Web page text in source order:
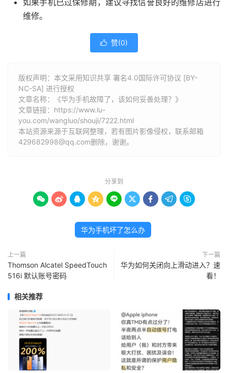
如果手机已过保修期，建议寻找信誉良好的维修店进行
维修。
 赞(0)
版权声明：本文采用知识共享 署名4.0国际许可协议 [BY-
NC-SA] 进行授权
文章名称：《华为手机故障了，该如何妥善处理？》
文章链接： https://www.lu-
you.com/wangluo/shouji/7222.html
本站资源来源于互联网整理，若有图片影像侵权，联系邮箱
429682998@qq.com删除，谢谢。
分享到
        
华为手机坏了怎么办
上一篇
Thomson Alcatel SpeedTouch
516i 默认账号密码
下一篇
华为如何关闭向上滑动进入？速
看！
相关推荐